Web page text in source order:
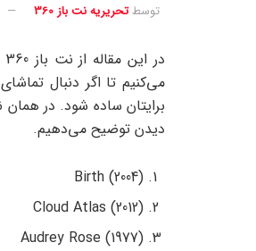
توسطتحریریه نت باز 360
می‌کنیم تا اگر دنبال
برایتان ساده شود. در همان
دیدن توضیح می‌دهیم.
Birth (2004)
Cloud Atlas (2012)
Audrey Rose (1977)